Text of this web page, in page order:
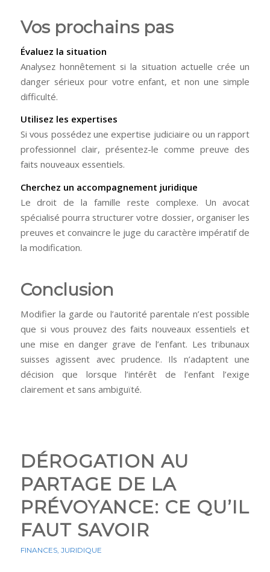
Vos prochains pas
Évaluez la situation
Analysez honnêtement si la situation actuelle crée un
danger sérieux pour votre enfant, et non une simple
difficulté.
Utilisez les expertises
Si vous possédez une expertise judiciaire ou un rapport
professionnel clair, présentez-le comme preuve des
faits nouveaux essentiels.
Cherchez un accompagnement juridique
Le droit de la famille reste complexe. Un avocat
spécialisé pourra structurer votre dossier, organiser les
preuves et convaincre le juge du caractère impératif de
la modification.
Conclusion
Modifier la garde ou l’autorité parentale n’est possible
que si vous prouvez des faits nouveaux essentiels et
une mise en danger grave de l’enfant. Les tribunaux
suisses agissent avec prudence. Ils n’adaptent une
décision que lorsque l’intérêt de l’enfant l’exige
clairement et sans ambiguïté.
DÉROGATION AU
PARTAGE DE LA
PRÉVOYANCE: CE QU’IL
FAUT SAVOIR
FINANCES, JURIDIQUE